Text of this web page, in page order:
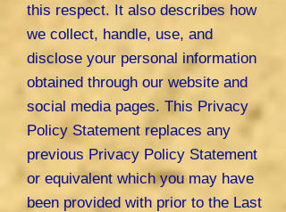
this respect. It also describes how
we collect, handle, use, and
disclose your personal information
obtained through our website and
social media pages. This Privacy
Policy Statement replaces any
previous Privacy Policy Statement
or equivalent which you may have
been provided with prior to the Last